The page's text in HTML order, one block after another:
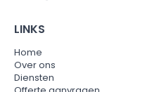
LINKS
Home
Over ons
Diensten